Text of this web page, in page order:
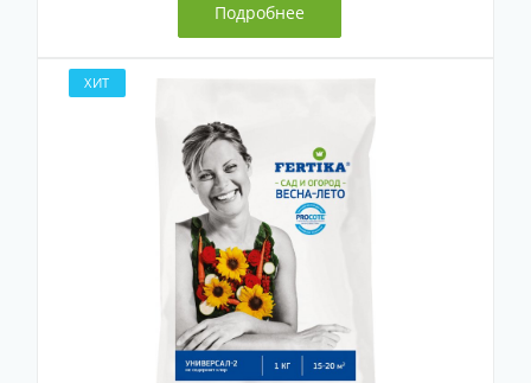
Подробнее
ХИТ